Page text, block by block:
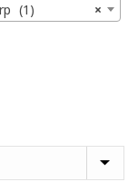
×
(1)